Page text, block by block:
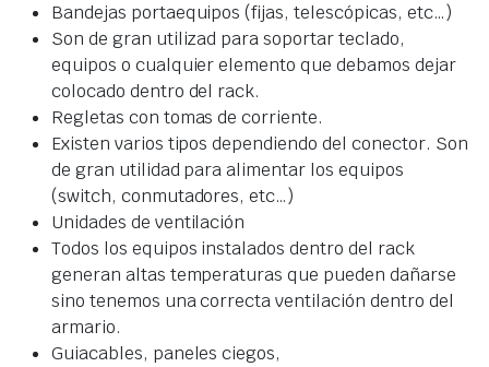
Bandejas portaequipos (fijas, telescópicas, etc…)
Son de gran utilizad para soportar teclado,
equipos o cualquier elemento que debamos dejar
colocado dentro del rack.
Regletas con tomas de corriente.
Existen varios tipos dependiendo del conector. Son
de gran utilidad para alimentar los equipos
(switch, conmutadores, etc…)
Unidades de ventilación
Todos los equipos instalados dentro del rack
generan altas temperaturas que pueden dañarse
sino tenemos una correcta ventilación dentro del
armario.
Guiacables, paneles ciegos,